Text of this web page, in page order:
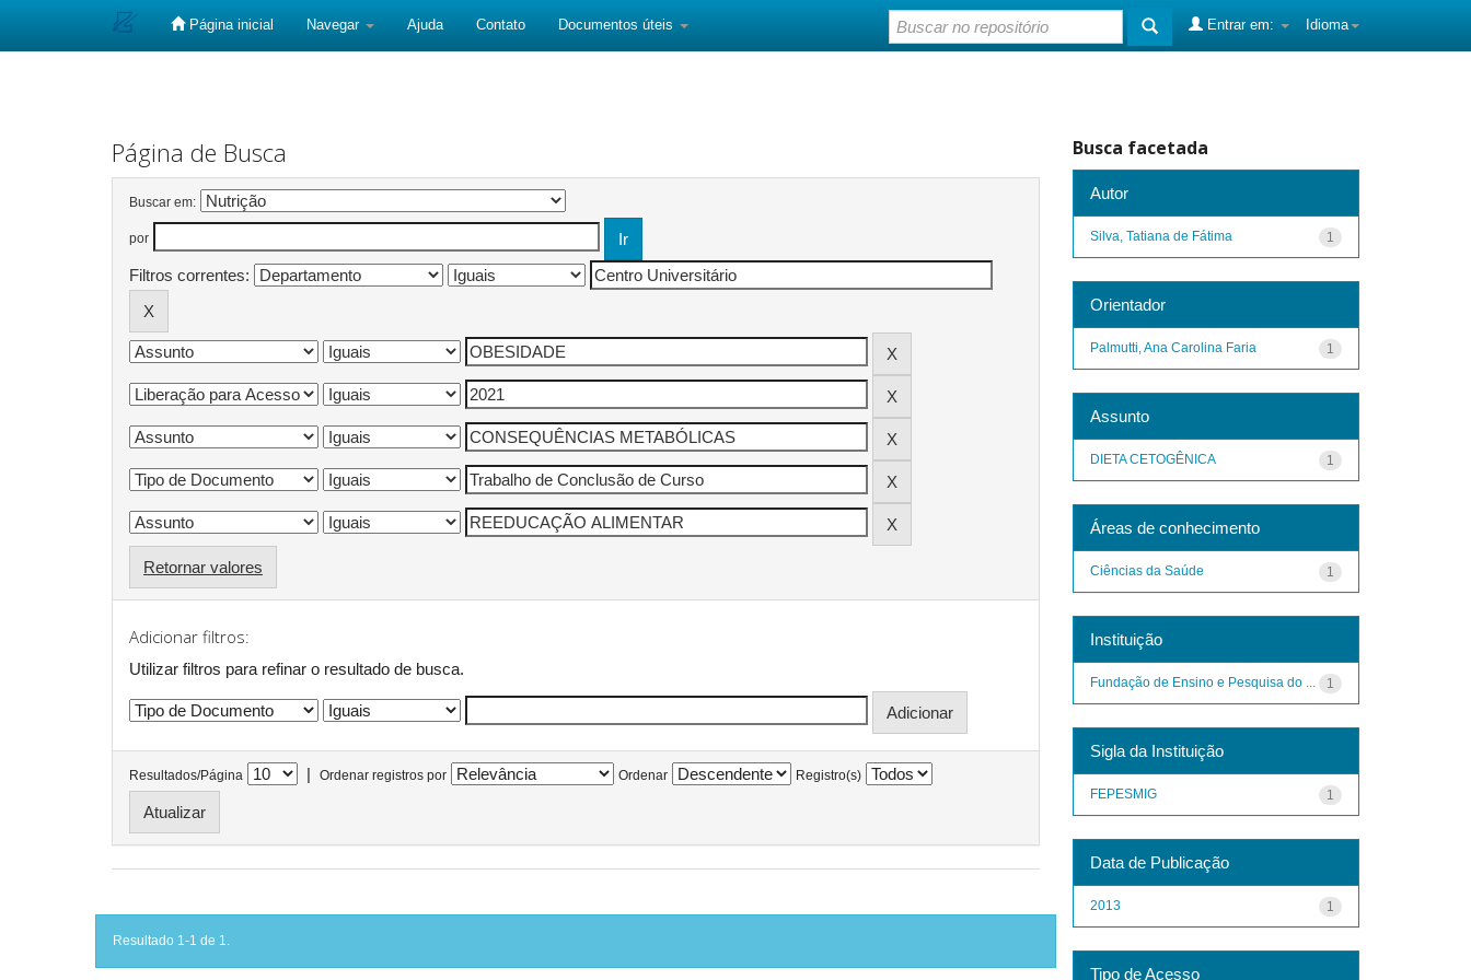
Página inicial Navegar Ajuda Contato Documentos úteis Idioma
Entrar em:
Página de Busca
Buscar em:
por
Filtros correntes:
Retornar valores
Adicionar filtros:
Utilizar filtros para refinar o resultado de busca.
Resultados/Página | Ordenar registros por Ordenar Registro(s)
Resultado 1-1 de 1.
Busca facetada
Autor
1
Silva, Tatiana de Fátima
Orientador
1
Palmutti, Ana Carolina Faria
Assunto
1
DIETA CETOGÊNICA
Áreas de conhecimento
1
Ciências da Saúde
Instituição
1
Fundação de Ensino e Pesquisa do ...
Sigla da Instituição
1
FEPESMIG
Data de Publicação
1
2013
Tipo de Acesso